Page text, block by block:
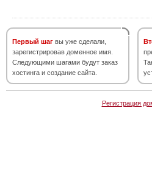
Первый шаг вы уже сделали,
зарегистрировав доменное имя.
Следующими шагами будут заказ
хостинга и создание сайта.
Регистрация